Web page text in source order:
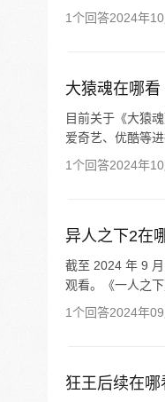
1个回答2024年
大猿魂在哪看
目前关于《大猿
爱奇艺、优酷等进
1个回答2024年
异人之下2在
截至 2024 年 9
观看。《一人之
1个回答2024年
狂王后续在哪